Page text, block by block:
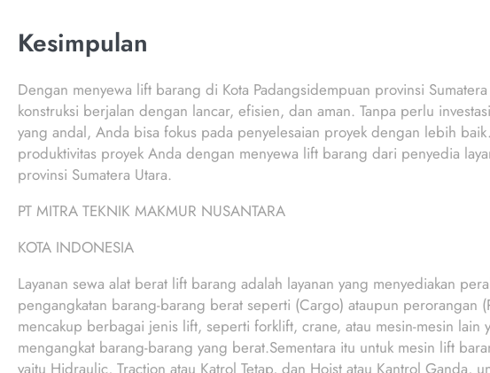
Kesimpulan
Dengan menyewa lift barang di Kota Padangsidempuan provinsi
konstruksi berjalan dengan lancar, efisien, dan aman. Tanpa perlu
yang andal, Anda bisa fokus pada penyelesaian proyek dengan lebih
produktivitas proyek Anda dengan menyewa lift barang dari penyedia
provinsi Sumatera Utara.
PT MITRA TEKNIK MAKMUR NUSANTARA
KOTA INDONESIA
Layanan sewa alat berat lift barang adalah layanan yang menyediakan
pengangkatan barang-barang berat seperti (Cargo) ataupun perorangan
mencakup berbagai jenis lift, seperti forklift, crane, atau mesin-mesin lain
mengangkat barang-barang yang berat.Sementara itu untuk mesin lift
yaitu Hidraulic, Traction atau Katrol Tetap, dan Hoist atau Kantrol Ganda,